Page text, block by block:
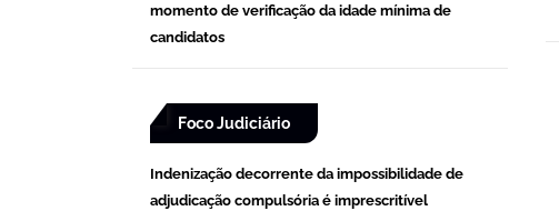
momento de verificação da idade mínima de
candidatos
Foco Judiciário
Indenização decorrente da impossibilidade de
adjudicação compulsória é imprescritível